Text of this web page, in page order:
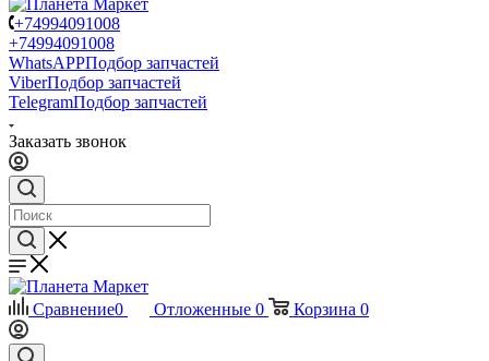
+74994091008
+74994091008
WhatsAPPПодбор запчастей
ViberПодбор запчастей
TelegramПодбор запчастей
Заказать звонок
Сравнение0 Отложенные 0 Корзина 0